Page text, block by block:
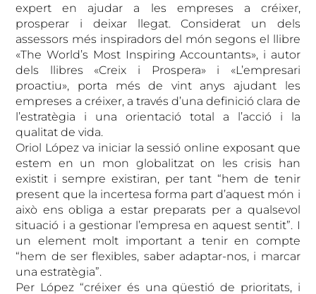
expert en ajudar a les empreses a créixer,
prosperar i deixar llegat. Considerat un dels
assessors més inspiradors del món segons el llibre
«The World’s Most Inspiring Accountants», i autor
dels llibres «Creix i Prospera» i «L’empresari
proactiu», porta més de vint anys ajudant les
empreses a créixer, a través d’una definició clara de
l’estratègia i una orientació total a l’acció i la
qualitat de vida.
Oriol López va iniciar la sessió online exposant que
estem en un mon globalitzat on les crisis han
existit i sempre existiran, per tant “hem de tenir
present que la incertesa forma part d’aquest món i
això ens obliga a estar preparats per a qualsevol
situació i a gestionar l’empresa en aquest sentit”. I
un element molt important a tenir en compte
“hem de ser flexibles, saber adaptar-nos, i marcar
una estratègia”.
Per López “créixer és una qüestió de prioritats, i